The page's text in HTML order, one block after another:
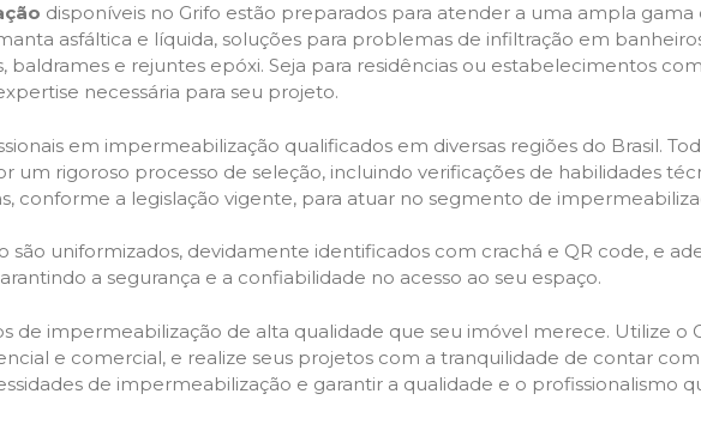
disponíveis no Grifo estão preparados para atender a uma ampla gama
asfáltica e líquida, soluções para problemas de infiltração em
baldrames e rejuntes epóxi. Seja para residências ou estabelecimentos
necessária para seu projeto.
em impermeabilização qualificados em diversas regiões do Brasil.
um rigoroso processo de seleção, incluindo verificações de habilidades
conforme a legislação vigente, para atuar no segmento de
são uniformizados, devidamente identificados com crachá e QR code, e
a segurança e a confiabilidade no acesso ao seu espaço.
de impermeabilização de alta qualidade que seu imóvel merece. Utilize o
e comercial, e realize seus projetos com a tranquilidade de contar
de impermeabilização e garantir a qualidade e o profissionalismo